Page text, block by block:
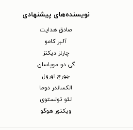
نویسنده‌های پیشنهادی
صادق هدایت
آلبر کامو
چارلز دیکنز
گی دو موپاسان
جورج اورول
الکساندر دوما
لئو تولستوی
ویکتور هوگو